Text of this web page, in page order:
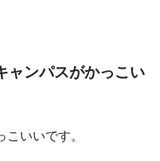
ャンパスがかっこい
いいです。